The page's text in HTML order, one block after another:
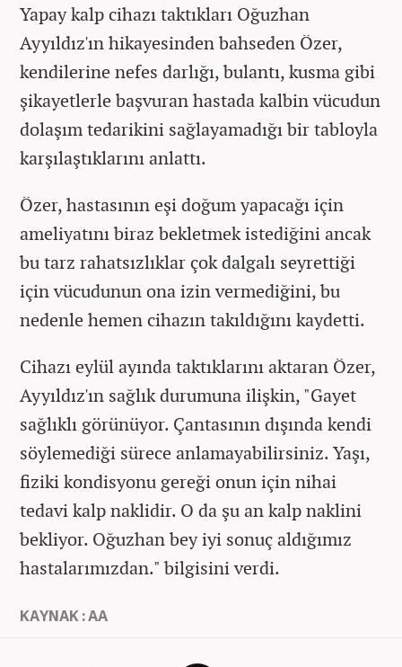
Yapay kalp cihazı taktıkları Oğuzhan
Ayyıldız'ın hikayesinden bahseden Özer,
kendilerine nefes darlığı, bulantı, kusma gibi
şikayetlerle başvuran hastada kalbin vücudun
dolaşım tedarikini sağlayamadığı bir tabloyla
karşılaştıklarını anlattı.
Özer, hastasının eşi doğum yapacağı için
ameliyatını biraz bekletmek istediğini ancak
bu tarz rahatsızlıklar çok dalgalı seyrettiği
için vücudunun ona izin vermediğini, bu
nedenle hemen cihazın takıldığını kaydetti.
Cihazı eylül ayında taktıklarını aktaran Özer,
Ayyıldız'ın sağlık durumuna ilişkin, "Gayet
sağlıklı görünüyor. Çantasının dışında kendi
söylemediği sürece anlamayabilirsiniz. Yaşı,
fiziki kondisyonu gereği onun için nihai
tedavi kalp naklidir. O da şu an kalp naklini
bekliyor. Oğuzhan bey iyi sonuç aldığımız
hastalarımızdan." bilgisini verdi.
KAYNAK : AA